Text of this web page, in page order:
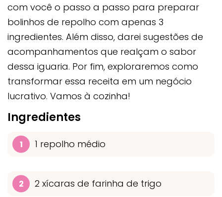
com você o passo a passo para preparar
bolinhos de repolho com apenas 3
ingredientes. Além disso, darei sugestões de
acompanhamentos que realçam o sabor
dessa iguaria. Por fim, exploraremos como
transformar essa receita em um negócio
lucrativo. Vamos à cozinha!
Ingredientes
1 repolho médio
2 xícaras de farinha de trigo